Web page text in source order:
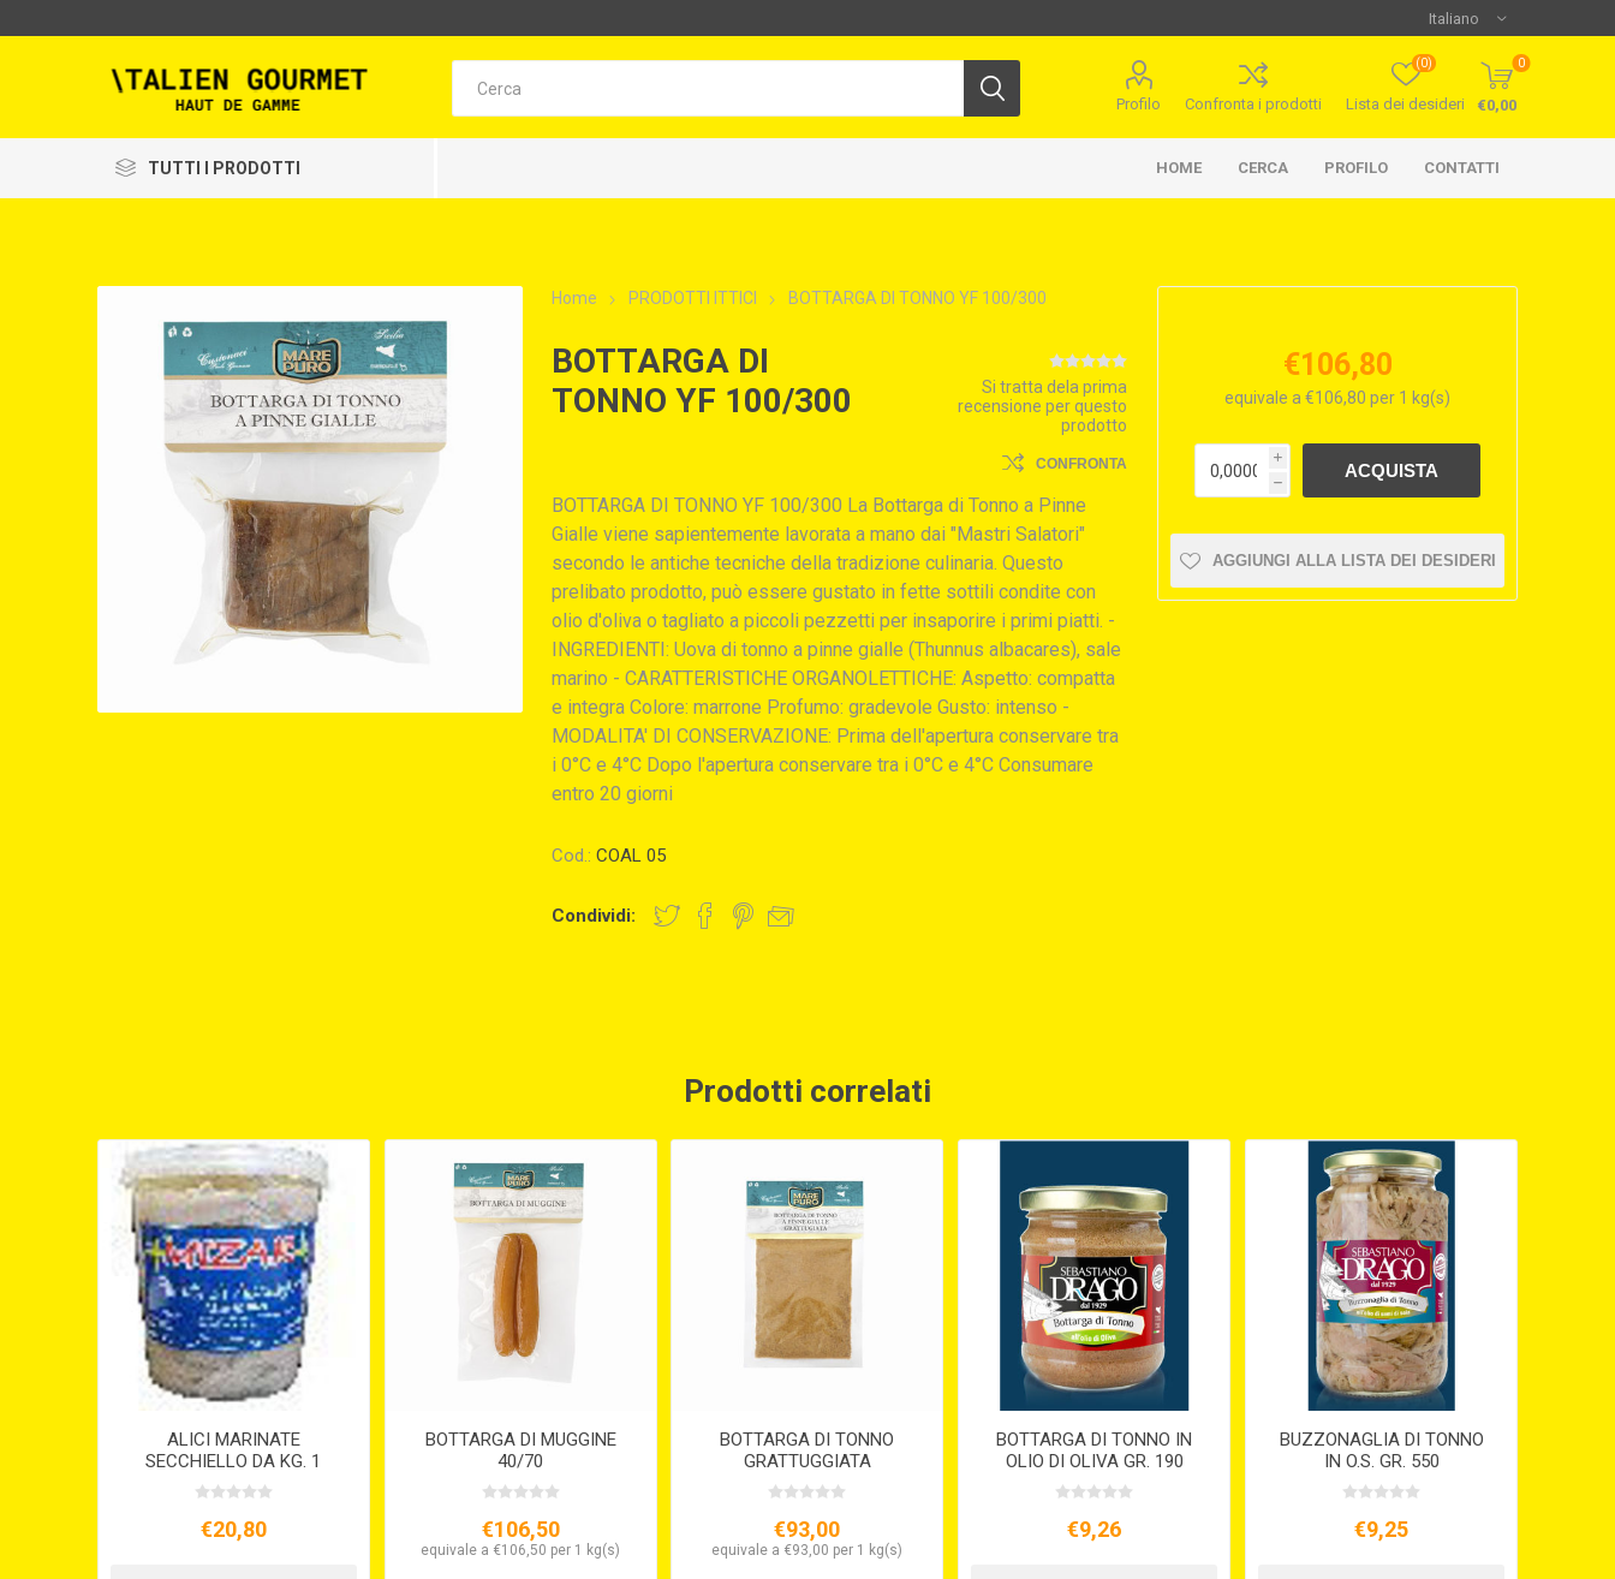
Profilo Confronta i prodotti Lista dei desideri
(0) 0
€0,00
TUTTI I PRODOTTI HOME CERCA PROFILO CONTATTI
Home PRODOTTI ITTICI BOTTARGA DI TONNO YF 100/300
BOTTARGA DI
TONNO YF 100/300
Si tratta dela prima
recensione per questo
prodotto
CONFRONTA
BOTTARGA DI TONNO YF 100/300 La Bottarga di Tonno a Pinne
Gialle viene sapientemente lavorata a mano dai "Mastri Salatori"
secondo le antiche tecniche della tradizione culinaria. Questo
prelibato prodotto, può essere gustato in fette sottili condite con
olio d'oliva o tagliato a piccoli pezzetti per insaporire i primi piatti. -
INGREDIENTI: Uova di tonno a pinne gialle (Thunnus albacares), sale
marino - CARATTERISTICHE ORGANOLETTICHE: Aspetto: compatta
e integra Colore: marrone Profumo: gradevole Gusto: intenso -
MODALITA' DI CONSERVAZIONE: Prima dell'apertura conservare tra
i 0°C e 4°C Dopo l'apertura conservare tra i 0°C e 4°C Consumare
entro 20 giorni
Cod.: COAL 05
Condividi:
€106,80
equivale a €106,80 per 1 kg(s)
i
h
AGGIUNGI ALLA LISTA DEI DESIDERI
Prodotti correlati
ALICI MARINATE
SECCHIELLO DA KG. 1
€20,80
BOTTARGA DI MUGGINE
40/70
€106,50
equivale a €106,50 per 1 kg(s)
BOTTARGA DI TONNO
GRATTUGGIATA
€93,00
equivale a €93,00 per 1 kg(s)
BOTTARGA DI TONNO IN
OLIO DI OLIVA GR. 190
€9,26
BUZZONAGLIA DI TONNO
IN O.S. GR. 550
€9,25